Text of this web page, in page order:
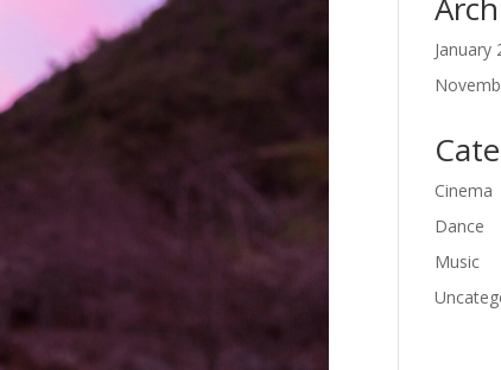
January
Cinema
Dance
Music